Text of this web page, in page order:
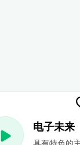
音和柔和的中速鼓
电子未来
具有特色的